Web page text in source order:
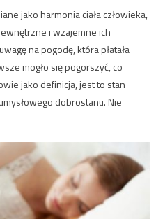
jako harmonia ciała człowieka,
i wzajemne ich
na pogodę, która płatała
mogło się pogorszyć, co
jako definicja, jest to stan
dobrostanu. Nie